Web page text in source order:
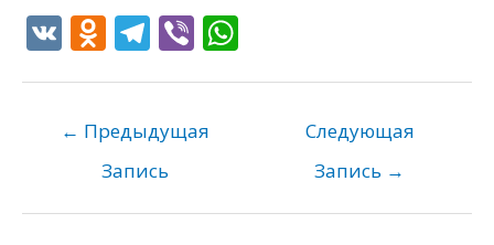
V O
o
kl
as
T
gr
a
m
Vi
p
← Предыдущая
Запись
Следующая
Запись →